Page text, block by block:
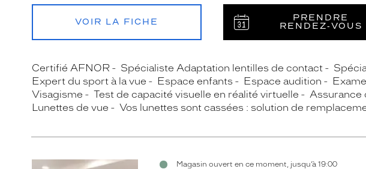
VOIR LA FICHE
PRENDRE
RENDEZ‑VOUS
Certifié AFNOR Spécialiste Adaptation lentilles de contact
Expert du sport à la vue
Espace enfants Espace audition
Visagisme
Test de capacité visuelle en réalité virtuelle Assurance
Lunettes de vue
Vos lunettes sont cassées : solution de
Magasin ouvert en ce moment, jusqu’à 19:00